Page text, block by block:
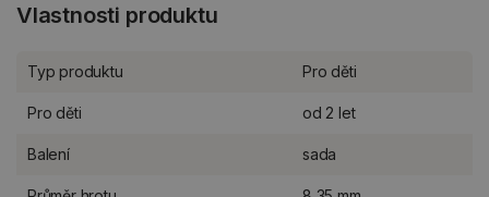
Vlastnosti produktu
Typ produktu Pro děti
Pro děti od 2 let
Balení sada